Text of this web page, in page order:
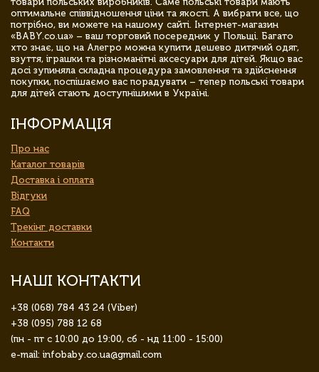
оптимальне співвідношення ціни та якості. А вибрати все, що
потрібно, ви можете на нашому сайті. Інтернет-магазин
«BABY.co.ua» – ваш торговий посередник у Польщі. Багато
хто знає, що на Алегро можна купити дешево дитячий одяг,
взуття, іграшки та різноманітні аксесуари для дітей. Якщо вас
досі зупиняла складна процедура замовлення та здійснення
покупки, поспішаємо вас порадувати – тепер польські товари
для дітей стають доступнішими в Україні.
ІНФОРМАЦІЯ
Про нас
Каталог товарів
Доставка і оплата
Відгуки
FAQ
Трекінг доставки
Контакти
НАШІ КОНТАКТИ
+38 (068) 784 43 24 (Viber)
+38 (095) 788 12 68
(пн - пт с 10:00 до 19:00, сб - нд 11:00 - 15:00)
e-mail: infobaby.co.ua@gmail.com